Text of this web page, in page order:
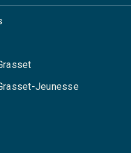
Jeunesse